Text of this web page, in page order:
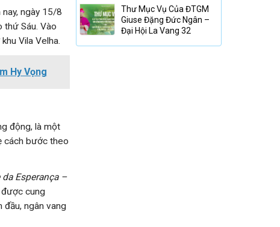
ngày 15/8
thứ Sáu. Vào
Vila Velha.
Hy Vọng
động, là một
cách bước theo
Esperança –
cung
đầu, ngân vang
Thư Mục Vụ Của ĐTGM
Giuse Đặng Đức Ngân –
Đại Hội La Vang 32